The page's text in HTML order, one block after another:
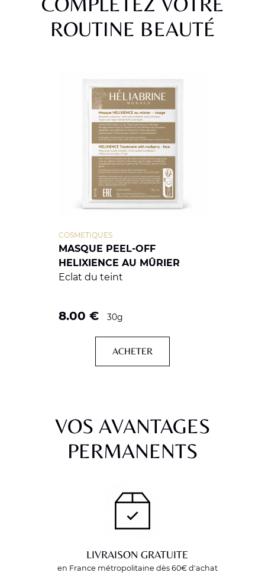
ROUTINE BEAUTÉ
MASQUE PEEL-OFF
HELIXIENCE AU MÛRIER
COSMETIQUES
Eclat du teint
8.00 € 30g
ACHETER
VOS AVANTAGES
PERMANENTS
LIVRAISON GRATUITE
en France métropolitaine dès 60€ d'achat